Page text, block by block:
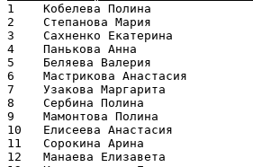
1    Кобелева Полина
2    Степанова Мария
3    Сахненко Екатерина
4    Панькова Анна
5    Беляева Валерия
6    Мастрикова Анастасия
7    Узакова Маргарита
8    Сербина Полина
9    Мамонтова Полина
10   Елисеева Анастасия
11   Сорокина Арина
12   Манаева Елизавета